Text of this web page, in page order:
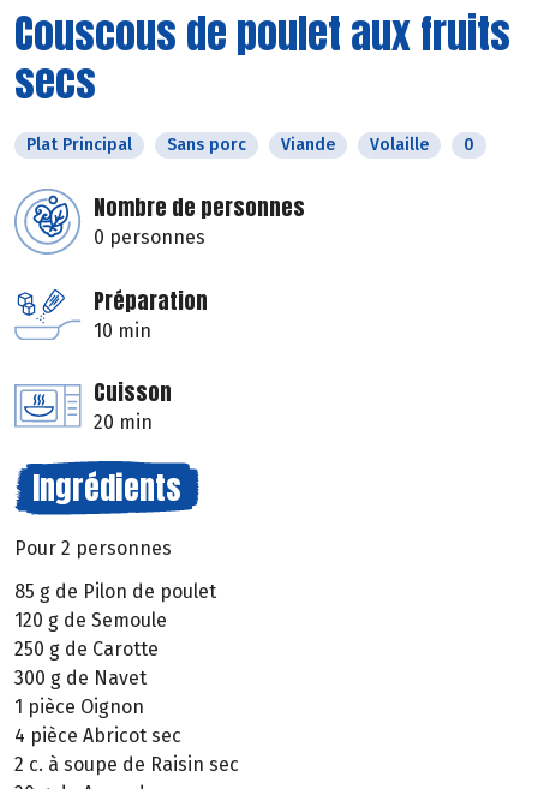
Couscous de poulet aux fruits
secs
Plat Principal Sans porc Viande Volaille 0
Nombre de personnes
0 personnes
Préparation
10 min
Cuisson
20 min
Ingrédients
Pour 2 personnes
85 g de Pilon de poulet
120 g de Semoule
250 g de Carotte
300 g de Navet
1 pièce Oignon
4 pièce Abricot sec
2 c. à soupe de Raisin sec